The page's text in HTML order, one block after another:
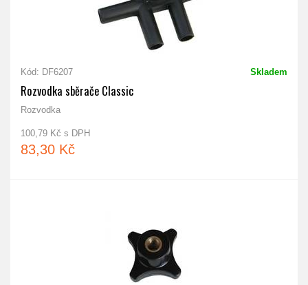
Kód: DF6207 Skladem
Rozvodka sběrače Classic
Rozvodka
100,79 Kč s DPH
83,30 Kč